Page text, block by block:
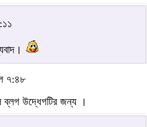
৭:৪৮
ব্লগ উদ্ধেগটির জন্য ।